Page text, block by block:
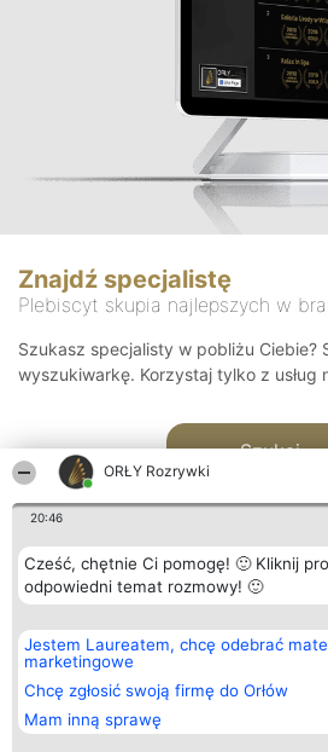
ORŁY Rozrywki
20:46
Cześć, chętnie Ci pomogę! 🙂 Kliknij
odpowiedni temat rozmowy! 🙂
Jestem Laureatem, chcę odebrać
marketingowe
Chcę zgłosić swoją firmę do Orłów
Mam inną sprawę
Znajdź specjalistę
Plebiscyt skupia najlepszych w
Szukasz specjalisty w pobliżu Ciebie?
wyszukiwarkę. Korzystaj tylko z usług
Szukaj
Organizator plebiscytu
Bright Side Solutions sp. z o.
o. sp. k.
ul. Ruska 22
Wrocław 50-079
KRS 0000749100 | Regon
381313360 | NIP 8943132676
Plebiscyt
Laureaci
wszystkich
Laureatów
Regulamin